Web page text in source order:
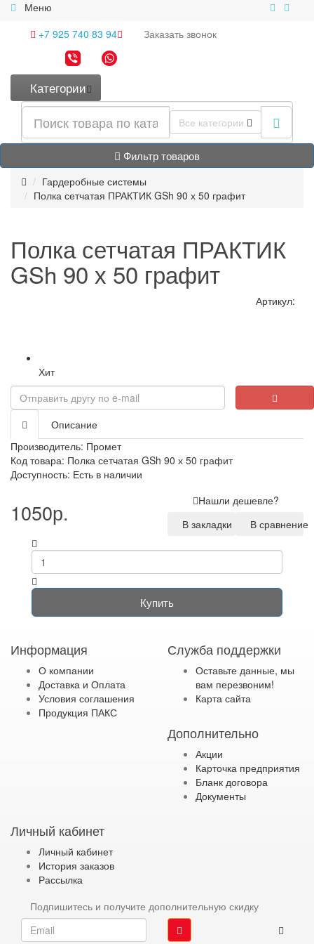
Меню
+7 925 740 83 94
Заказать звонок
Категории
Все категории
Фильтр товаров
Гардеробные системы
Полка сетчатая ПРАКТИК GSh 90 х 50 графит
Полка сетчатая ПРАКТИК
GSh 90 х 50 графит
Артикул:
Loading...
Хит
Описание
Производитель: Промет
Код товара: Полка сетчатая GSh 90 х 50 графит
Доступность: Есть в наличии
1050р.
Нашли дешевле?
В закладки
В сравнение
Купить
Информация
О компании
Доставка и Оплата
Условия соглашения
Продукция ПАКС
Служба поддержки
Оставьте данные, мы
вам перезвоним!
Карта сайта
Дополнительно
Акции
Карточка предприятия
Бланк договора
Документы
Личный кабинет
Личный кабинет
История заказов
Рассылка
Подпишитесь и получите дополнительную скидку